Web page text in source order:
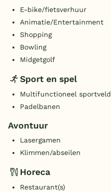
E-bike/fietsverhuur
Animatie/Entertainment
Shopping
Bowling
Midgetgolf
Sport en spel
Multifunctioneel sportveld
Padelbanen
Avontuur
Lasergamen
Klimmen/abseilen
Horeca
Restaurant(s)